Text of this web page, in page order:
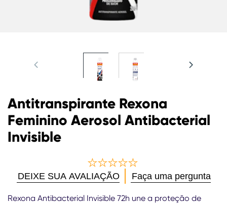
Antitranspirante Rexona
Feminino Aerosol Antibacterial
Invisible
Nenhuma
avaliação
enviada
DEIXE SUA AVALIAÇÃO Faça uma pergunta
Rexona Antibacterial Invisible 72h une a proteção de